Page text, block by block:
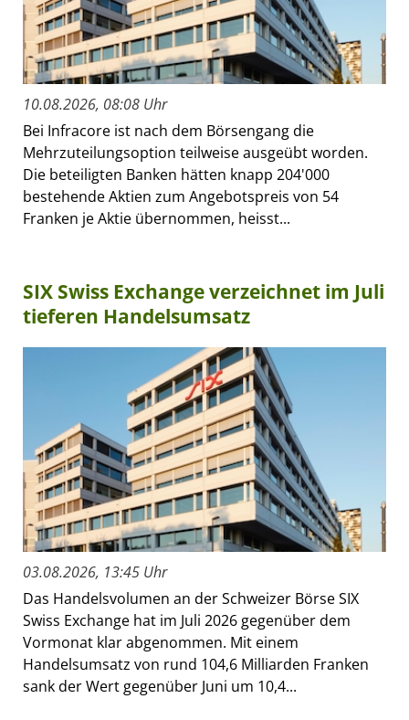
10.08.2026, 08:08 Uhr
Bei Infracore ist nach dem Börsengang die
Mehrzuteilungsoption teilweise ausgeübt worden.
Die beteiligten Banken hätten knapp 204'000
bestehende Aktien zum Angebotspreis von 54
Franken je Aktie übernommen, heisst...
SIX Swiss Exchange verzeichnet im Juli
tieferen Handelsumsatz
03.08.2026, 13:45 Uhr
Das Handelsvolumen an der Schweizer Börse SIX
Swiss Exchange hat im Juli 2026 gegenüber dem
Vormonat klar abgenommen. Mit einem
Handelsumsatz von rund 104,6 Milliarden Franken
sank der Wert gegenüber Juni um 10,4...